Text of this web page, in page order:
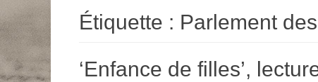
Étiquette : Parlement
‘Enfance de filles’,